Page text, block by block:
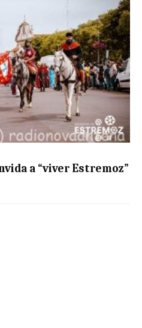
a “viver Estremoz”